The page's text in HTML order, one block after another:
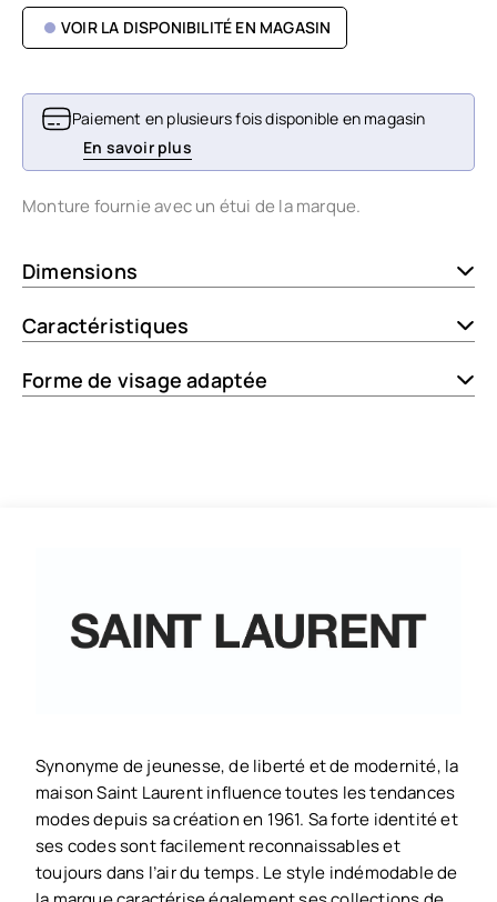
VOIR LA DISPONIBILITÉ EN MAGASIN
Paiement en plusieurs fois disponible en magasin
En savoir plus
Monture fournie avec un étui de la marque.
Dimensions
Caractéristiques
Forme de visage adaptée
Synonyme de jeunesse, de liberté et de modernité, la
maison Saint Laurent influence toutes les tendances
modes depuis sa création en 1961. Sa forte identité et
ses codes sont facilement reconnaissables et
toujours dans l’air du temps. Le style indémodable de